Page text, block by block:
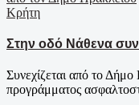
Κρήτη
Στην οδό Νάθενα
Συνεχίζεται από το
προγράμματος